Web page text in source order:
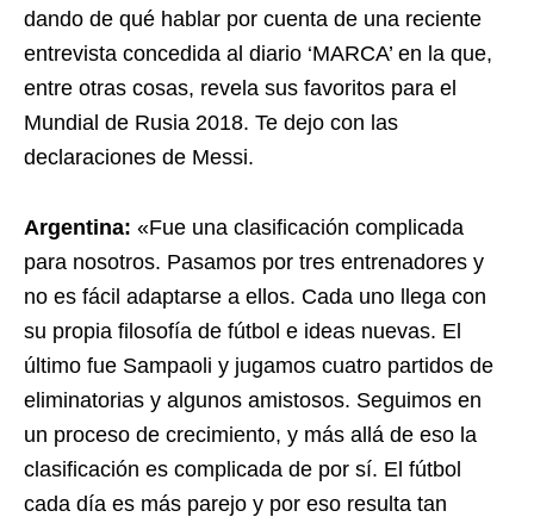
dando de qué hablar por cuenta de una reciente
entrevista concedida al diario ‘MARCA’ en la que,
entre otras cosas, revela sus favoritos para el
Mundial de Rusia 2018. Te dejo con las
declaraciones de Messi.
Argentina: «Fue una clasificación complicada
para nosotros. Pasamos por tres entrenadores y
no es fácil adaptarse a ellos. Cada uno llega con
su propia filosofía de fútbol e ideas nuevas. El
último fue Sampaoli y jugamos cuatro partidos de
eliminatorias y algunos amistosos. Seguimos en
un proceso de crecimiento, y más allá de eso la
clasificación es complicada de por sí. El fútbol
cada día es más parejo y por eso resulta tan